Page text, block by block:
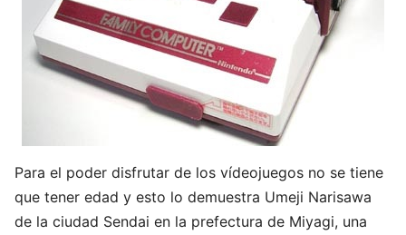
Para el poder disfrutar de los vídeojuegos no se tiene
que tener edad y esto lo demuestra Umeji Narisawa
de la ciudad Sendai en la prefectura de Miyagi, una